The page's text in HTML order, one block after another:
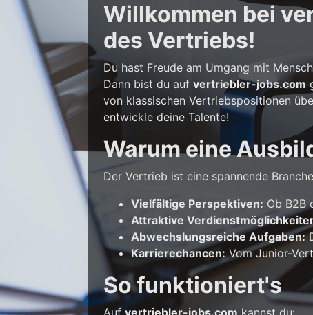
Willkommen bei
des Vertriebs!
Du hast Freude am Umgang mit
Dann bist du aufvertriebler-jobs.com
von klassischen Vertriebspositionen
entwickle deine Talente!
Warum eine
Der Vertrieb ist eine spannende
Vielfältige Perspektiven: Ob B2B
Attraktive
Abwechslungsreiche Aufgaben:
Karrierechancen:Vom Junior-
So funktioniert's